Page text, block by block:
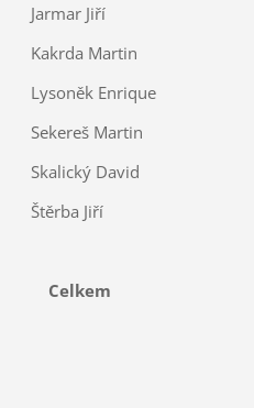
Jarmar Jiří
Kakrda Martin
Lysoněk Enrique
Sekereš Martin
Skalický David
Štěrba Jiří
Celkem